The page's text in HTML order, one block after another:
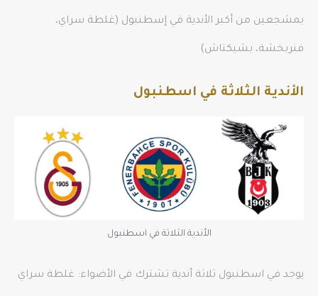
بمشجعين من أكبر الأندية في إسطنبول (غلطة سراي،
فنربخشة، بشيكتاش)
الأندية الثلاثة في اسطنبول
الأندية الثلاثة في اسطنبول
يوجد في اسطنبول ثلاثة أندية تشترك في الأضواء: ​​غلطة سراي